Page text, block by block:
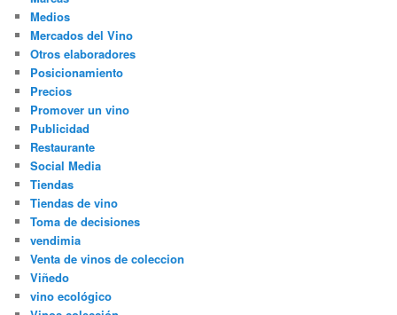
Medios
Mercados del Vino
Otros elaboradores
Posicionamiento
Precios
Promover un vino
Publicidad
Restaurante
Social Media
Tiendas
Tiendas de vino
Toma de decisiones
vendimia
Venta de vinos de coleccion
Viñedo
vino ecológico